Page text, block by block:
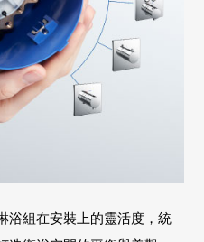
浴組在安裝上的靈活度，統